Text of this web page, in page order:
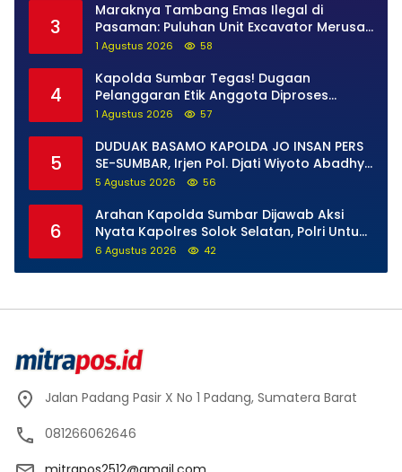
3
Maraknya Tambang Emas Ilegal di
Pasaman: Puluhan Unit Excavator Merusak
Alam, di Kawasan Muaro Sungai Lolo
1 Agustus 2026 58
4
Kapolda Sumbar Tegas! Dugaan
Pelanggaran Etik Anggota Diproses
Tanpa Pandang Bulu, Sidang Etik AKBP F
1 Agustus 2026 57
5
DUDUAK BASAMO KAPOLDA JO INSAN PERS
SE-SUMBAR, Irjen Pol. Djati Wiyoto Abadhy
Tegaskan Tak Ada Ruang bagi Pelanggar
5 Agustus 2026 56
6
Arahan Kapolda Sumbar Dijawab Aksi
Nyata Kapolres Solok Selatan, Polri Untuk
Masyarakat Bukan Sekadar Slogan
6 Agustus 2026 42
Jalan Padang Pasir X No 1 Padang, Sumatera Barat
081266062646